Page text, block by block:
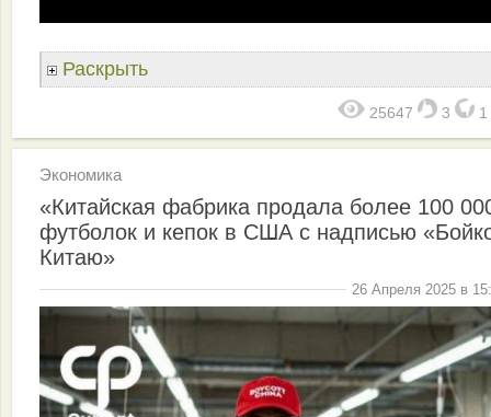
Раскрыть
25647 3 1
Экономика
«Китайская фабрика продала более 100
футболок и кепок в США с надписью
Китаю»
26 Апреля 2025 в